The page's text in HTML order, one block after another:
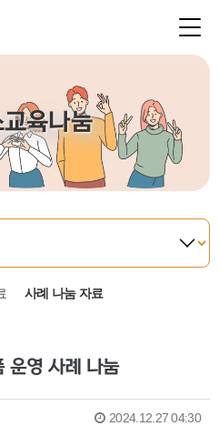
육나눔
사례 나눔 자료
운영 사례 나눔
2024.12.27 04:30